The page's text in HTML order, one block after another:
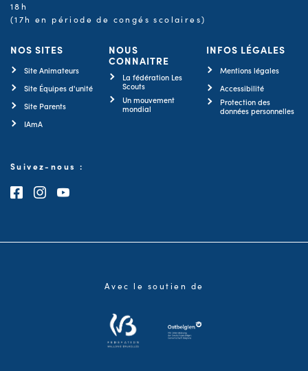
18h
(17h en période de congés scolaires)
NOS SITES
Site Animateurs
Site Équipes d'unité
Site Parents
IAmA
NOUS
CONNAITRE
La fédération Les
Scouts
Un mouvement
mondial
INFOS LÉGALES
Mentions légales
Accessibilité
Protection des
données personnelles
Suivez-nous :
Consultez notre page Facebook
Consultez notre page Instagram
Consultez notre chaîne Youtube
Avec le soutien de